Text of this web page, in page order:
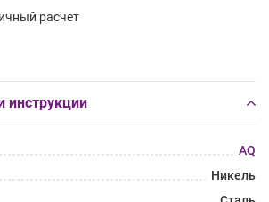
расчет
и инструкции
AQ
Никель